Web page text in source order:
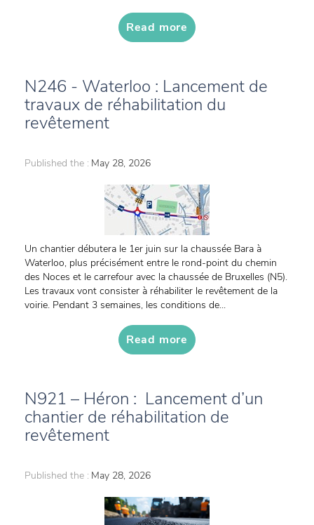
Read more
N246 - Waterloo : Lancement de
travaux de réhabilitation du
revêtement
Published the : May 28, 2026
Un chantier débutera le 1er juin sur la chaussée Bara à
Waterloo, plus précisément entre le rond-point du chemin
des Noces et le carrefour avec la chaussée de Bruxelles (N5).
Les travaux vont consister à réhabiliter le revêtement de la
voirie. Pendant 3 semaines, les conditions de...
Read more
N921 – Héron : Lancement d’un
chantier de réhabilitation de
revêtement
Published the : May 28, 2026